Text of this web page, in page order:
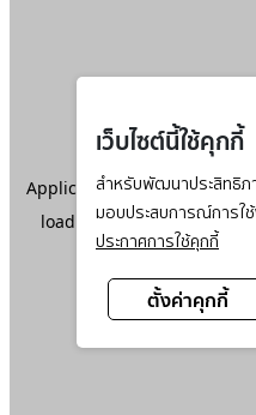
เว็บไซต์นี้ใช้คุกกี้
สำหรับพัฒนาประสิทธิภ
มอบประสบการณ์การใ
ประกาศการใช้คุกกี้
ตั้งค่าคุกกี้
Application error: aclient-
loadingwww.ktc.co.th